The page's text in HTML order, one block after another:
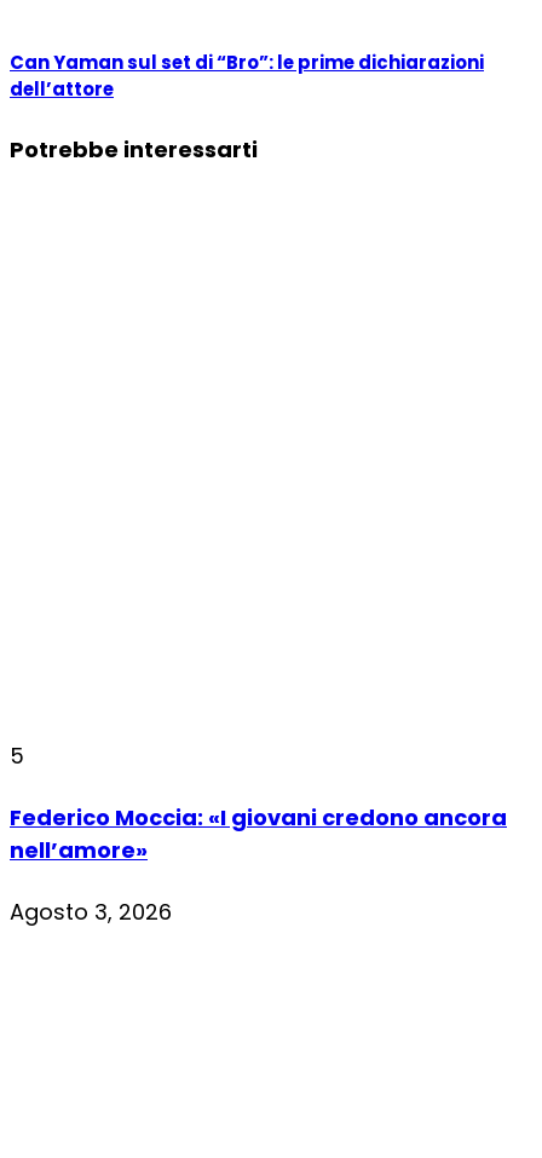
Can Yaman sul set di “Bro”: le prime dichiarazioni
dell’attore
Potrebbe interessarti
5
Federico Moccia: «I giovani credono ancora
nell’amore»
Agosto 3, 2026